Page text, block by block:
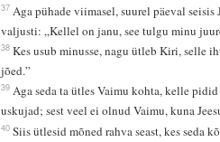
37 Aga pühade viimasel, suurel päeval seisis
valjusti: „Kellel on janu, see tulgu minu
38 Kes usub minusse, nagu ütleb Kiri, selle
jõed.”
39 Aga seda ta ütles Vaimu kohta, kelle pidid
uskujad; sest veel ei olnud Vaimu, kuna
40 Siis ütlesid mõned rahva seast, kes seda